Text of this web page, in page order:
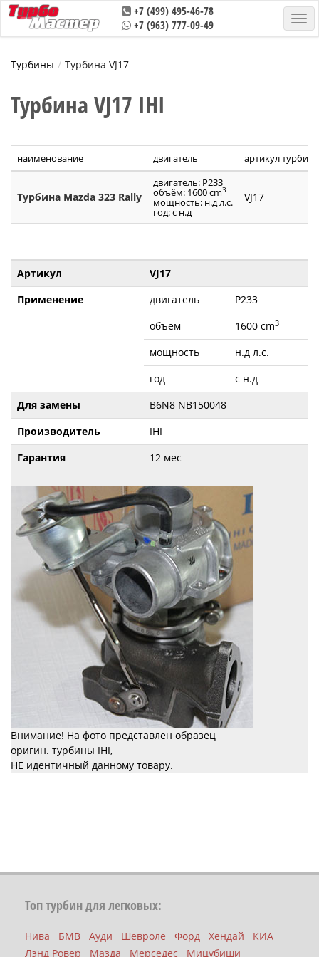
+7 (499) 495-46-78
+7 (963) 777-09-49
Турбины Турбина VJ17
Турбина VJ17 IHI
наименование двигатель артикул
Турбина Mazda 323 Rally
двигатель: P233
объём: 1600 cm3
мощность: н.д л.с.
год: с н.д
VJ17
Артикул
VJ17
Применение
двигатель
P233
объём
1600 cm3
мощность
н.д л.с.
год
с н.д
Для замены
B6N8 NB150048
Производитель
IHI
Гарантия
12 мес
Внимание! На фото представлен образец
оригин. турбины IHI,
НЕ идентичный данному товару.
Топ турбин для легковых:
Нива БМВ Ауди Шевроле Форд Хендай
КИА
Лэнд Ровер
Мазда Мерседес Мицубиши